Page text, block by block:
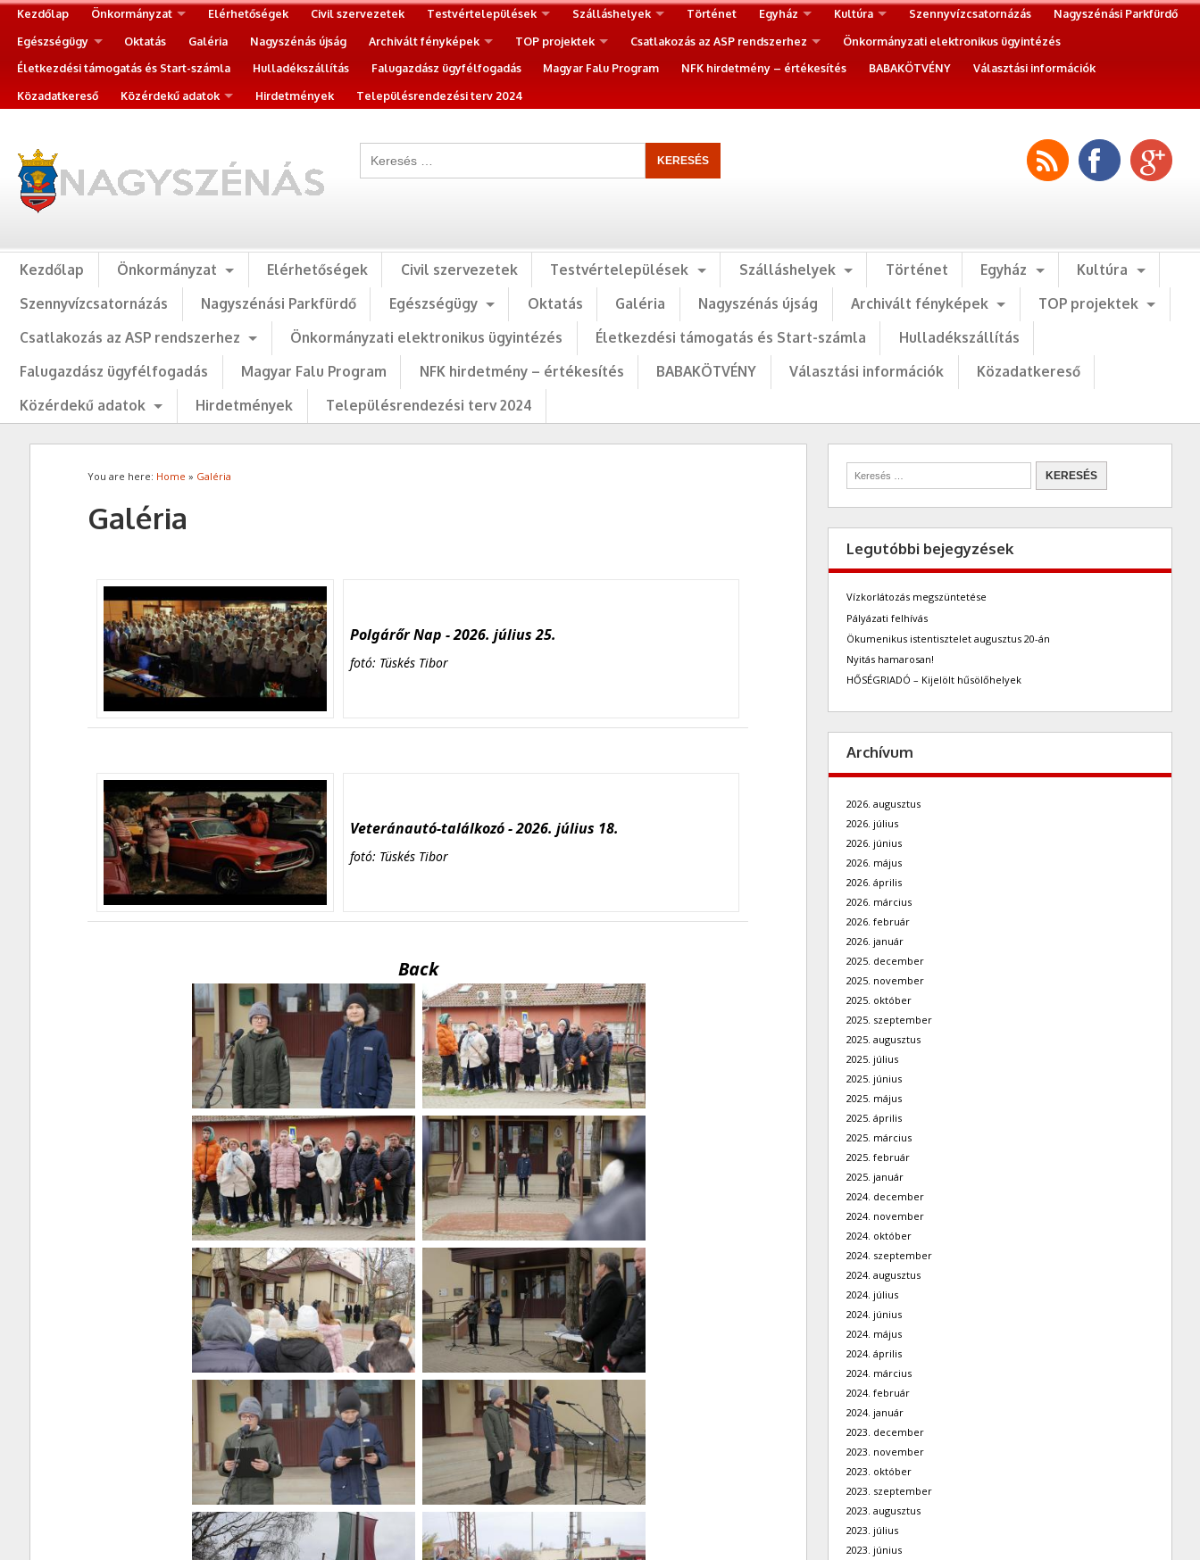
Kezdőlap Önkormányzat Elérhetőségek Civil szervezetek Testvértelepülések Szálláshelyek Történet Egyház Kultúra Szennyvízcsatornázás
Nagyszénási Parkfürdő
Egészségügy
Oktatás Galéria Nagyszénás újság Archivált fényképek TOP projektek Csatlakozás az ASP rendszerhez
Önkormányzati elektronikus ügyintézés
Életkezdési támogatás és Start-számla
Hulladékszállítás Falugazdász ügyfélfogadás Magyar Falu Program NFK hirdetmény – értékesítés BABAKÖTVÉNY
Választási információk
Közadatkereső
Közérdekű adatok Hirdetmények Településrendezési terv 2024
Kezdőlap Önkormányzat Elérhetőségek Civil szervezetek Testvértelepülések Szálláshelyek Történet Egyház
Kultúra
Szennyvízcsatornázás
Nagyszénási Parkfürdő Egészségügy Oktatás Galéria Nagyszénás újság Archivált fényképek
TOP projektek
Csatlakozás az ASP rendszerhez
Önkormányzati elektronikus ügyintézés Életkezdési támogatás és Start-számla
Hulladékszállítás
Falugazdász ügyfélfogadás
Magyar Falu Program NFK hirdetmény – értékesítés BABAKÖTVÉNY Választási információk
Közadatkereső
Közérdekű adatok
Hirdetmények Településrendezési terv 2024
You are here: Home » Galéria
Galéria
Polgárőr Nap - 2026. július 25.
fotó: Tüskés Tibor
Veteránautó-találkozó - 2026. július 18.
fotó: Tüskés Tibor
Back
Legutóbbi bejegyzések
Vízkorlátozás megszüntetése
Pályázati felhívás
Ökumenikus istentisztelet augusztus 20-án
Nyitás hamarosan!
HŐSÉGRIADÓ – Kijelölt hűsölőhelyek
Archívum
2026. augusztus
2026. július
2026. június
2026. május
2026. április
2026. március
2026. február
2026. január
2025. december
2025. november
2025. október
2025. szeptember
2025. augusztus
2025. július
2025. június
2025. május
2025. április
2025. március
2025. február
2025. január
2024. december
2024. november
2024. október
2024. szeptember
2024. augusztus
2024. július
2024. június
2024. május
2024. április
2024. március
2024. február
2024. január
2023. december
2023. november
2023. október
2023. szeptember
2023. augusztus
2023. július
2023. június